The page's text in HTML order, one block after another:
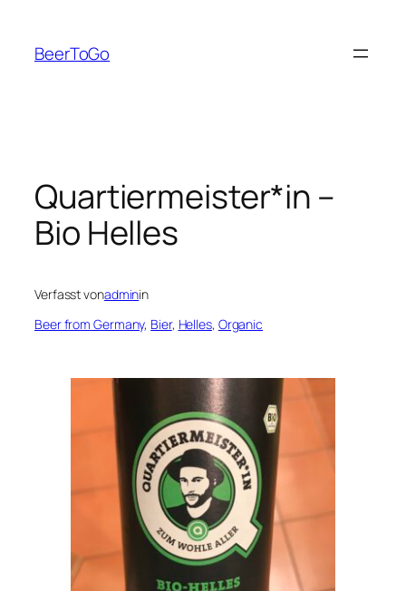
springen
BeerToGo
Quartiermeister*in –
Bio Helles
Verfasst vonadminin
Beer from Germany, Bier, Helles, Organic